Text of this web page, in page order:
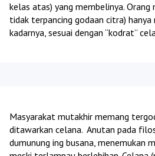
kelas atas) yang membelinya. Orang
tidak terpancing godaan citra)
kadarnya, sesuai dengan “kodrat”
Masyarakat mutakhir memang
ditawarkan celana. Anutan pada
dumunung ing busana, menemukan